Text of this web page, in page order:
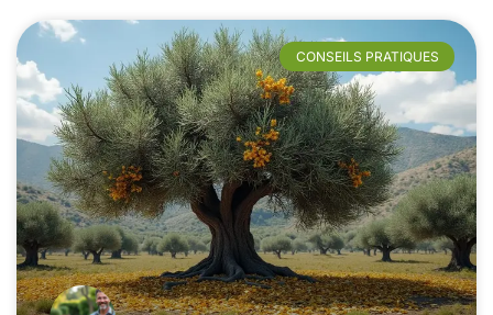
CONSEILS PRATIQUES